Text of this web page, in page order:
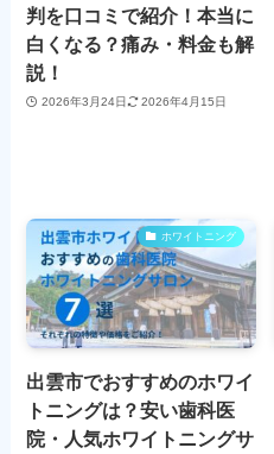
判を口コミで紹介！本当に
白くなる？痛み・料金も解
説！
2026年3月24日 2026年4月15日
ホワイトニング
出雲市でおすすめのホワイ
トニングは？安い歯科医
院・人気ホワイトニングサ